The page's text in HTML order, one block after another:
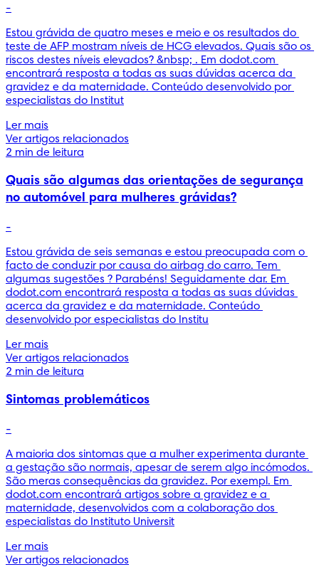
-
Estou grávida de quatro meses e meio e os resultados do
teste de AFP mostram níveis de HCG elevados. Quais são os
riscos destes níveis elevados? &nbsp; . Em dodot.com
encontrará resposta a todas as suas dúvidas acerca da
gravidez e da maternidade. Conteúdo desenvolvido por
especialistas do Institut
Ler mais
Ver artigos relacionados
2 min de leitura
Quais são algumas das orientações de segurança
no automóvel para mulheres grávidas?
-
Estou grávida de seis semanas e estou preocupada com o
facto de conduzir por causa do airbag do carro. Tem
algumas sugestões ? Parabéns! Seguidamente dar. Em
dodot.com encontrará resposta a todas as suas dúvidas
acerca da gravidez e da maternidade. Conteúdo
desenvolvido por especialistas do Institu
Ler mais
Ver artigos relacionados
2 min de leitura
Sintomas problemáticos
-
A maioria dos sintomas que a mulher experimenta durante
a gestação são normais, apesar de serem algo incómodos.
São meras consequências da gravidez. Por exempl. Em
dodot.com encontrará artigos sobre a gravidez e a
maternidade, desenvolvidos com a colaboração dos
especialistas do Instituto Universit
Ler mais
Ver artigos relacionados